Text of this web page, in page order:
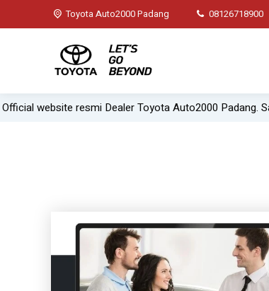
Toyota Auto2000 Padang 08126718900
website resmi Dealer Toyota Auto2000 Padang.